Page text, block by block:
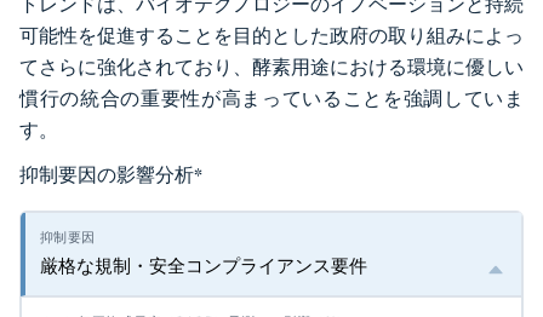
可能性を促進することを目的とした政府の取り組みによっ
てさらに強化されており、酵素用途における環境に優しい
慣行の統合の重要性が高まっていることを強調していま
す。
抑制要因の影響分析*
厳格な規制・安全コンプライアンス要件